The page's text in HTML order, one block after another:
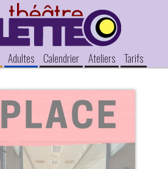
Adultes Calendrier Ateliers Tarifs